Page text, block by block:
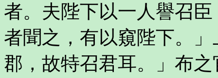
者。夫陛下以一人譽召
者聞之，有以窺陛下。
郡，故特召君耳。」布之